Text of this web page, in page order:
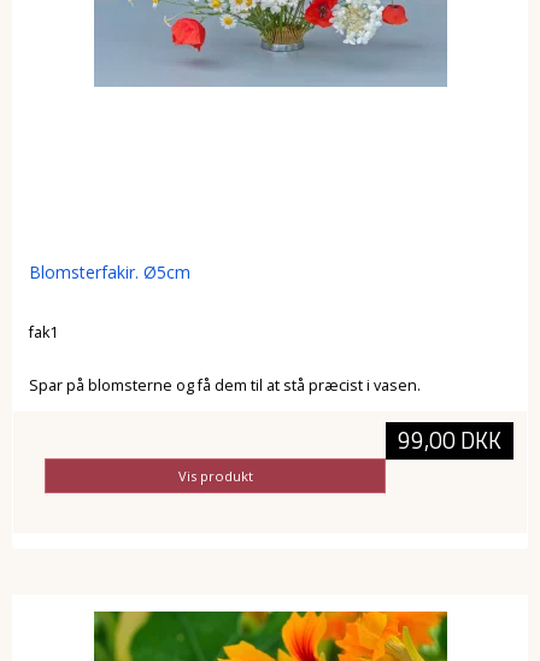
Blomsterfakir. Ø5cm
fak1
Spar på blomsterne og få dem til at stå præcist i vasen.
99,00 DKK
Vis produkt